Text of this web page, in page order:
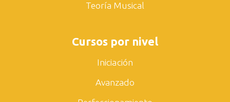
Teoría Musical
Cursos por nivel
Iniciación
Avanzado